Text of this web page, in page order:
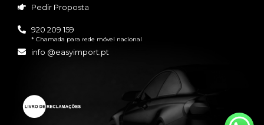
Pedir Proposta
920 209 159
* Chamada para rede móvel nacional
info @easyimport.pt